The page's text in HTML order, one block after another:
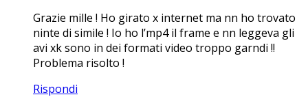
Grazie mille ! Ho girato x internet ma nn ho trovato
ninte di simile ! Io ho l’mp4 il frame e nn leggeva gli
avi xk sono in dei formati video troppo garndi !!
Problema risolto !
Rispondi